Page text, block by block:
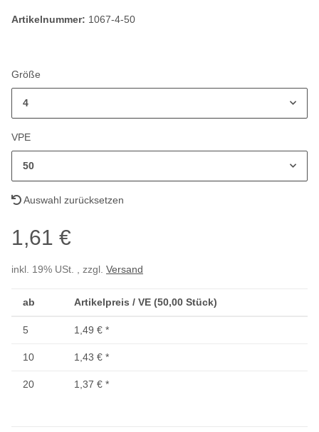
Artikelnummer: 1067-4-50
Größe
4
VPE
50
Auswahl zurücksetzen
1,61 €
inkl. 19% USt. , zzgl. Versand
ab Artikelpreis / VE (50,00 Stück)
5 1,49 € *
10 1,43 € *
20 1,37 € *